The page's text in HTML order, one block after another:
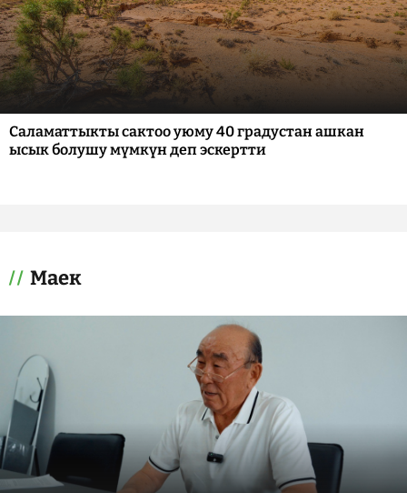
Саламаттыкты сактоо уюму 40 градустан ашкан
ысык болушу мүмкүн деп эскертти
Маек